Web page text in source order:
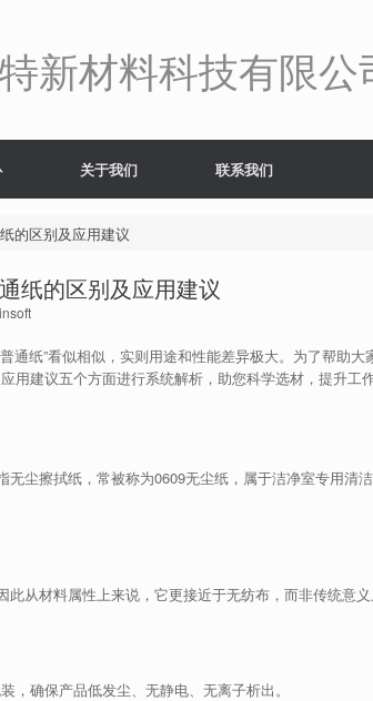
新材料科技有限公
关于我们 联系我们
的区别及应用建议
纸的区别及应用建议
通纸”看似相似，实则用途和性能差异极大。为了帮助大
用建议五个方面进行系统解析，助您科学选材，提升工
无尘擦拭纸，常被称为0609无尘纸，属于洁净室专用清
此从材料属性上来说，它更接近于无纺布，而非传统意义
，确保产品低发尘、无静电、无离子析出。